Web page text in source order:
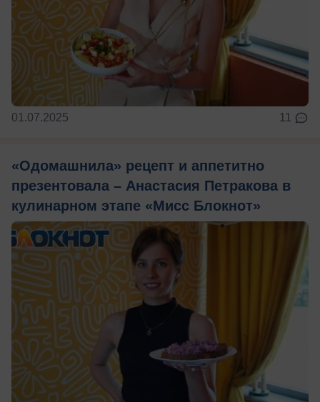
01.07.2025 11
«Одомашнила» рецепт и аппетитно
презентовала – Анастасия Петракова в
кулинарном этапе «Мисс Блокнот»